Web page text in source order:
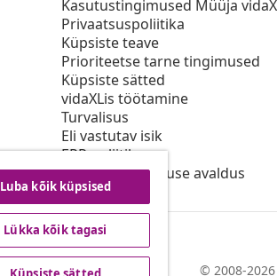
Kasutustingimused Müüja
Privaatsuspoliitika
Küpsiste teave
Prioriteetse tarne tingimused
Küpsiste sätted
vidaXLis töötamine
Turvalisus
Eli vastutav isik
EPR poliitika
Juurdepääsetavuse avaldus
© 2008-2026
Luba kõik küpsised
Lükka kõik tagasi